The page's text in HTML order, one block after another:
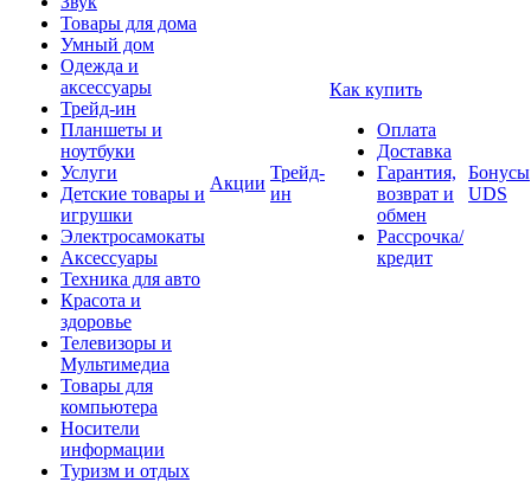
Товары для дома
Умный дом
Одежда и
аксессуары
Трейд-ин
Планшеты и
ноутбуки
Услуги
Детские товары и
игрушки
Электросамокаты
Аксессуары
Техника для авто
Красота и
здоровье
Телевизоры и
Мультимедиа
Товары для
компьютера
Носители
информации
Туризм и отдых
Акции
Трейд-
ин
Как купить
Оплата
Доставка
Гарантия,
возврат и
обмен
Рассрочка/
кредит
Бонусы
UDS